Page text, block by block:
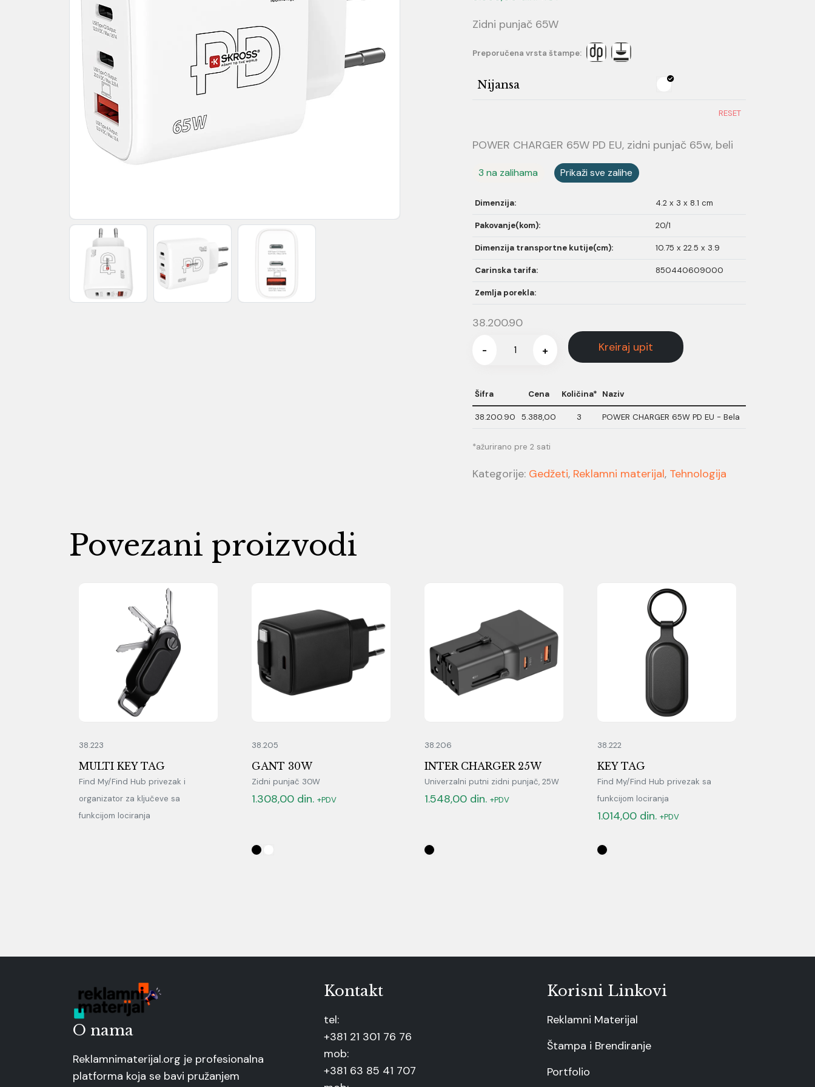
Zidni punjač 65W
Preporučena vrsta štampe:
Nijansa
RESET
POWER CHARGER 65W PD EU, zidni punjač 65w, beli
3 na zalihama Prikaži sve zalihe
Dimenzija: 4.2 x 3 x 8.1 cm
Pakovanje(kom): 20/1
Dimenzija transportne kutije(cm): 10.75 x 22.5 x 3.9
Carinska tarifa: 850440609000
Zemlja porekla:
38.200.90
- + Kreiraj upit
Šifra Cena Količina* Naziv
38.200.90 5.388,00 3 POWER CHARGER 65W PD EU - Bela
*ažurirano pre 2 sati
Kategorije: Gedžeti, Reklamni materijal, Tehnologija
Povezani proizvodi
38.223
MULTI KEY TAG
Find My/Find Hub privezak i
organizator za ključeve sa
funkcijom lociranja
38.205
GANT 30W
Zidni punjač 30W
1.308,00 din. +PDV
38.206
INTER CHARGER 25W
Univerzalni putni zidni punjač, 25W
1.548,00 din. +PDV
38.222
KEY TAG
Find My/Find Hub privezak sa
funkcijom lociranja
1.014,00 din. +PDV
O nama
Reklamnimaterijal.org je profesionalna
platforma koja se bavi pružanjem
Kontakt
tel:
+381 21 301 76 76
mob:
+381 63 85 41 707
Korisni Linkovi
Reklamni Materijal
Štampa i Brendiranje
Portfolio